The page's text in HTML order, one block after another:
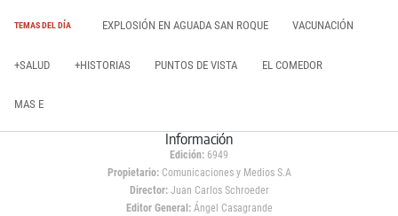
TEMAS DEL DÍA EXPLOSIÓN EN AGUADA SAN ROQUE VACUNACIÓN
+SALUD +HISTORIAS PUNTOS DE VISTA EL COMEDOR
MAS E
Información
Edición: 6949
Propietario:Comunicaciones y Medios S.A
Director: Juan Carlos Schroeder
Editor General:Ángel Casagrande